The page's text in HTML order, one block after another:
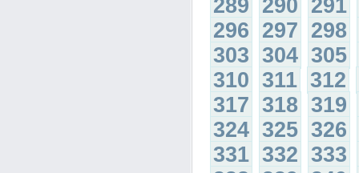
289 290 291
296 297 298
303 304 305
310 311 312
317 318 319
324 325 326
331 332 333